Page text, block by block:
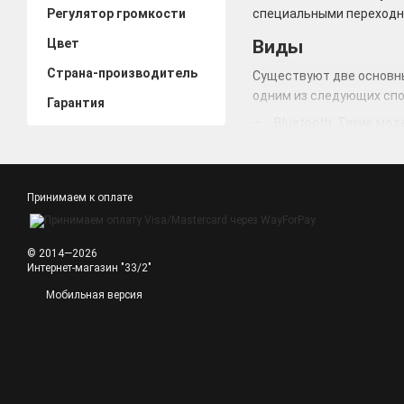
специальными
Виды
Существуют две
одним из следующих
ИК-датчик. Большой
Наушники
по
Различные модели
при воспроизведении
наушников к уху.
требования.
Регулятор громкости
Цвет
Страна-производитель
Гарантия
Принимаем к оплате
© 2014—2026
Интернет-магазин "33/2"
Мобильная версия